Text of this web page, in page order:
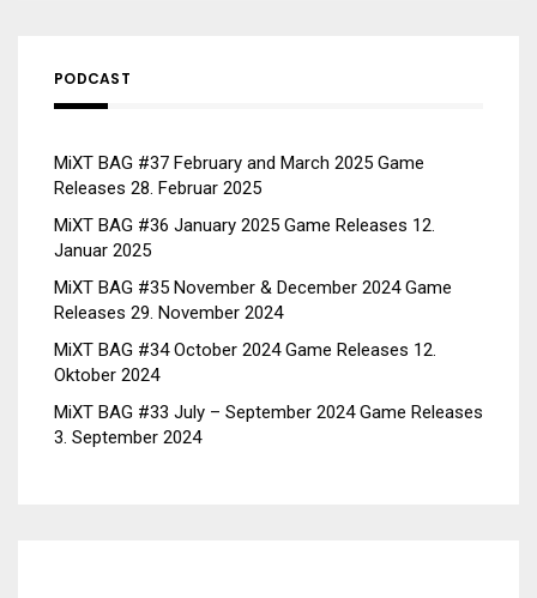
PODCAST
MiXT BAG #37 February and March 2025 Game
Releases 28. Februar 2025
MiXT BAG #36 January 2025 Game Releases 12.
Januar 2025
MiXT BAG #35 November & December 2024 Game
Releases 29. November 2024
MiXT BAG #34 October 2024 Game Releases 12.
Oktober 2024
MiXT BAG #33 July – September 2024 Game Releases
3. September 2024